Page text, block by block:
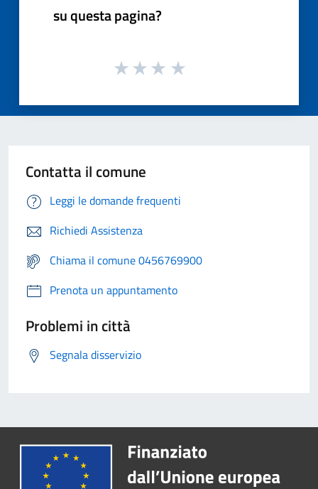
su questa pagina?
Contatta il comune
Leggi le domande frequenti
Richiedi Assistenza
Chiama il comune 0456769900
Prenota un appuntamento
Problemi in città
Segnala disservizio